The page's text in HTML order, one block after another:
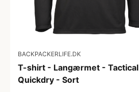
BACKPACKERLIFE.DK
T-shirt - Langærmet - Tactical
Quickdry - Sort